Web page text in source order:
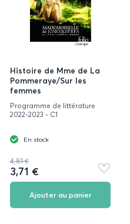
Histoire de Mme de La
Pommeraye/Sur les
femmes
Programme de littérature
2022-2023 - C1
En stock
4,81 €
3,71 €
Ajouter
aux
Ajouter au panier